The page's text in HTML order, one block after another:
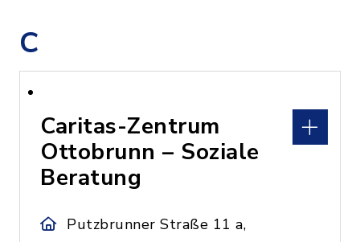
C
Caritas-Zentrum
Ottobrunn – Soziale
Beratung
Putzbrunner Straße 11 a,